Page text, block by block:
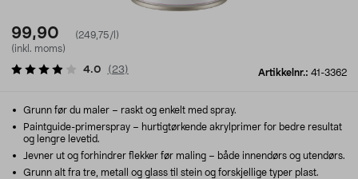
99,90
(249,75/l)
(inkl. moms)
Artikkelnr.: 41-3362
4.0 ( 23)
Grunn før du maler – raskt og enkelt med spray.
Paintguide-primerspray – hurtigtørkende akrylprimer for bedre resultat
og lengre levetid.
Jevner ut og forhindrer flekker før maling – både innendørs og utendørs.
Grunn alt fra tre, metall og glass til stein og forskjellige typer plast.